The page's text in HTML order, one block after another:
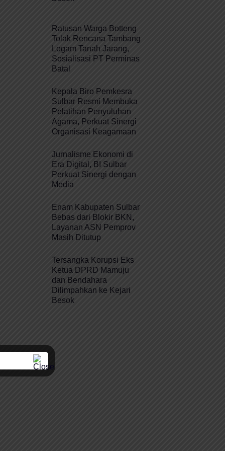
Ratusan Warga Botteng
Tolak Rencana Tambang
Logam Tanah Jarang,
Sosialisasi PT Perminas
Batal
Kepala Biro Pemkesra
Sulbar Resmi Membuka
Pelatihan Penyuluhan
Agama, Perkuat Sinergi
Organisasi Keagamaan
Jurnalisme Ekonomi di
Era Digital, BI Sulbar
Perkuat Sinergi dengan
Media
Enam Kabupaten Sulbar
Bebas dari Blokir BKN,
Layanan ASN Pemprov
Masih Ditutup
Tersangka Korupsi Eks
Ketua DPRD Mamuju
dan Bendahara
Dilimpahkan ke Kejari
Besok